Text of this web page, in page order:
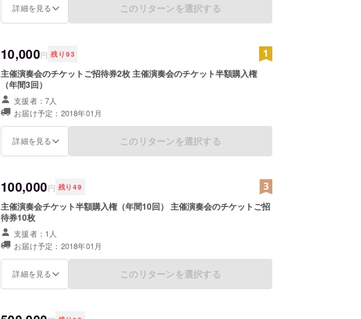
詳細を見る このリターンを選択する
10,000円 残り 93
主催演奏会のチケットご招待券2枚 主催演奏会のチケット半額購入権
（年間3回）
支援者：7人
お届け予定：2018年01月
詳細を見る このリターンを選択する
100,000円 残り49
主催演奏会チケット半額購入権（年間10回） 主催演奏会のチケットご招
待券10枚
支援者：1人
お届け予定：2018年01月
詳細を見る このリターンを選択する